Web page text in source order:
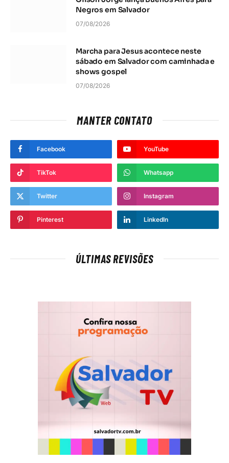
Negros em Salvador
07/08/2026
Marcha para Jesus acontece neste
sábado em Salvador com caminhada e
shows gospel
07/08/2026
MANTER CONTATO
Facebook YouTube
TikTok Whatsapp
Twitter Instagram
Pinterest LinkedIn
ÚLTIMAS REVISÕES